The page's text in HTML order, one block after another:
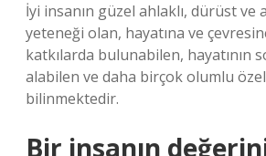
İyi insanın güzel ahlaklı, dürüst ve
yeteneği olan, hayatına ve
katkılarda bulunabilen, hayatının
alabilen ve daha birçok olumlu
bilinmektedir.
Bir insanın